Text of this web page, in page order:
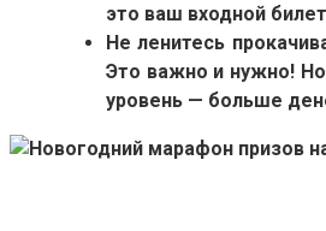
это ваш входной
Не ленитесь
Это важно и нужно!
уровень — больше